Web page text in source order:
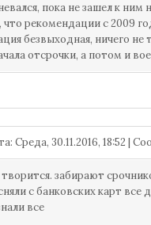
пока не зашел к ним
рекомендации с 2009
безвыходная, ничего
отсрочки, а потом и
Среда, 30.11.2016, 18:52 |
забирают
с банковских карт
все